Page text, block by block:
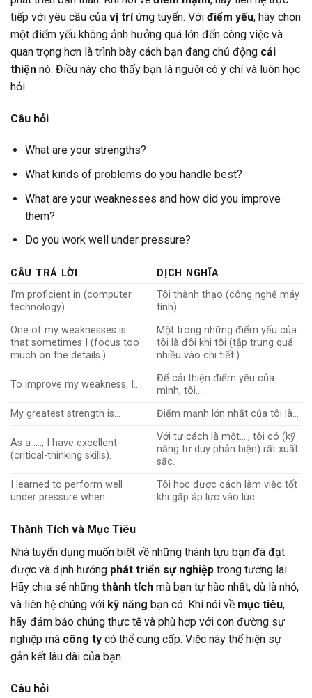
tiếp với yêu cầu của vị tríứng tuyển. Với điểm yếu, hãy chọn
một điểm yếu không ảnh hưởng quá lớn đến công việc và
quan trọng hơn là trình bày cách bạn đang chủ động cải
thiện nó. Điều này cho thấy bạn là người có ý chí và luôn học
hỏi.
Câu hỏi
What are your strengths?
What kinds of problems do you handle best?
What are your weaknesses and how did you improve
them?
Do you work well under pressure?
CÂU TRẢ LỜI
DỊCH NGHĨA
I’m proficient in (computer
technology).
Tôi thành thạo (công nghệ máy
tính).
One of my weaknesses is
that sometimes I (focus too
much on the details.)
Một trong những điểm yếu của
tôi là đôi khi tôi (tập trung quá
nhiều vào chi tiết.)
To improve my weakness, I…..
Để cải thiện điểm yếu của
mình, tôi…..
My greatest strength is…
Điểm mạnh lớn nhất của tôi là…
As a …., I have excellent
(critical-thinking skills).
Với tư cách là một…., tôi có (kỹ
năng tư duy phản biện) rất xuất
sắc.
I learned to perform well
under pressure when…
Tôi học được cách làm việc tốt
khi gặp áp lực vào lúc…
Thành Tích và Mục Tiêu
Nhà tuyển dụng muốn biết về những thành tựu bạn đã đạt
được và định hướng phát triển sự nghiệp trong tương lai.
Hãy chia sẻ những thành tích mà bạn tự hào nhất, dù là nhỏ,
và liên hệ chúng với kỹ năng bạn có. Khi nói về mục tiêu,
hãy đảm bảo chúng thực tế và phù hợp với con đường sự
nghiệp mà công ty có thể cung cấp. Việc này thể hiện sự
gắn kết lâu dài của bạn.
Câu hỏi